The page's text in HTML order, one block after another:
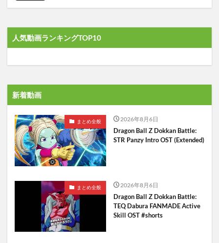
人気動画ランキングTOP10
新着動画
まとめ全般 2026年8月6日
Dragon Ball Z Dokkan Battle:
STR Panzy Intro OST (Extended)
まとめ全般 2026年8月6日
Dragon Ball Z Dokkan Battle:
TEQ Dabura FANMADE Active
Skill OST #shorts